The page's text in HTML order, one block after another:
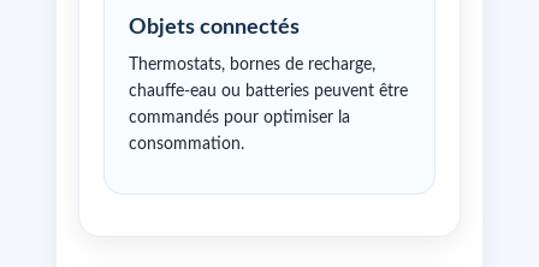
Objets connectés
Thermostats, bornes de recharge,
chauffe-eau ou batteries peuvent être
commandés pour optimiser la
consommation.